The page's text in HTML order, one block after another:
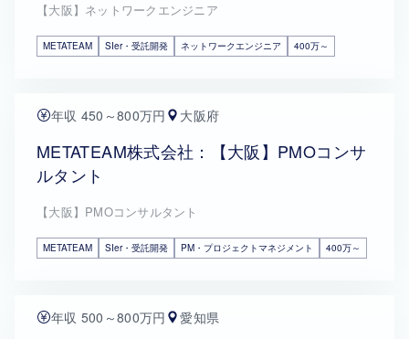
【大阪】ネットワークエンジニア
METATEAM SIer・受託開発 ネットワークエンジニア 400万～
年収 450～800万円 大阪府
METATEAM株式会社：【大阪】PMOコンサ
ルタント
【大阪】PMOコンサルタント
METATEAM SIer・受託開発 PM・プロジェクトマネジメント 400万～
年収 500～800万円 愛知県